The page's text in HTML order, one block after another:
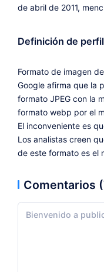
de abril de 2011,
Definición de perfil
Formato de imagen
Google afirma que la
formato JPEG con la
formato webp por el
El inconveniente es
Los analistas creen
de este formato es el
Comentarios